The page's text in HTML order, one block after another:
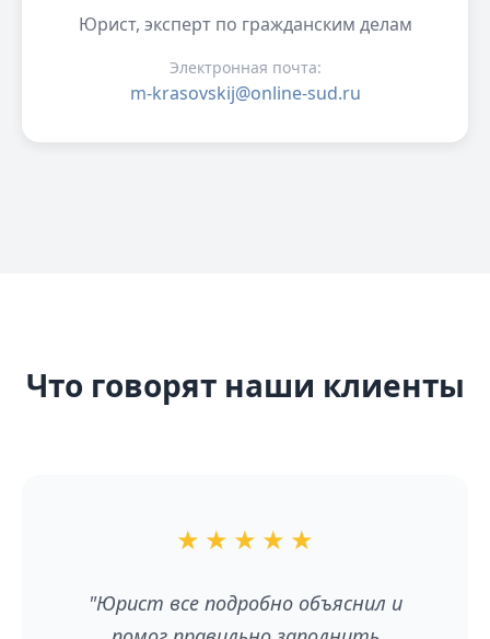
Юрист, эксперт по гражданским делам
Электронная почта:
m-krasovskij@online-sud.ru
Что говорят наши клиенты
★ ★ ★ ★ ★
"Юрист все подробно объяснил и